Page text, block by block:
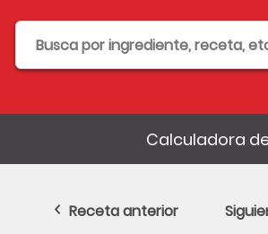
Calculadora
Receta anterior